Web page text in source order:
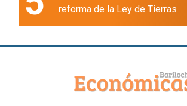
reforma de la Ley de Tierras